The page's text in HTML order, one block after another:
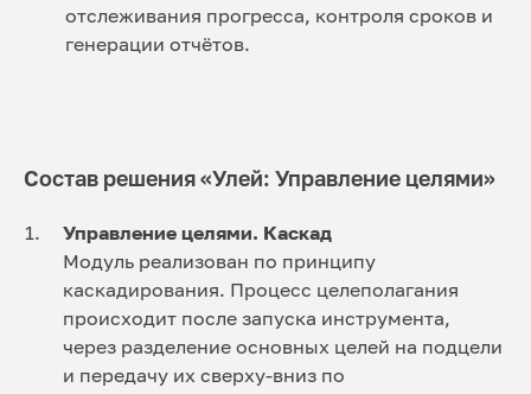
отслеживания прогресса, контроля сроков и
генерации отчётов.
Состав решения «Улей: Управление целями»
Управление целями. Каскад
Модуль реализован по принципу
каскадирования. Процесс целеполагания
происходит после запуска инструмента,
через разделение основных целей на подцели
и передачу их сверху-вниз по